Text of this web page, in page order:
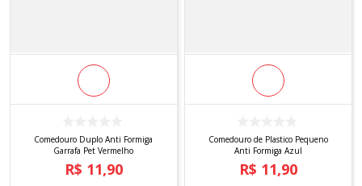
Comedouro Duplo Anti Formiga
Garrafa Pet Vermelho
R$ 11,90
Comedouro de Plastico Pequeno
Anti Formiga Azul
R$ 11,90